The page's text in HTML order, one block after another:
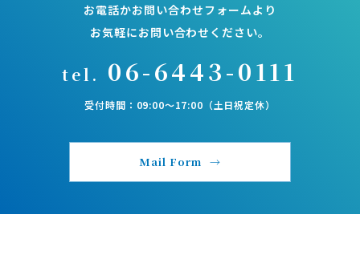
お電話かお問い合わせフォームより
お気軽にお問い合わせください。
tel. 06-6443-0111
受付時間：09:00〜17:00（土日祝定休）
Mail Form